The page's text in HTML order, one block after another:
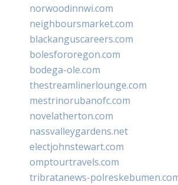
norwoodinnwi.com
neighboursmarket.com
blackanguscareers.com
bolesfororegon.com
bodega-ole.com
thestreamlinerlounge.com
mestrinorubanofc.com
novelatherton.com
nassvalleygardens.net
electjohnstewart.com
omptourtravels.com
tribratanews-